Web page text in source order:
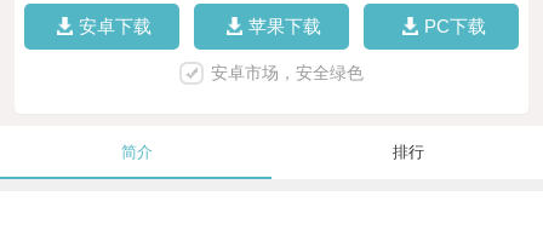
安卓下载 苹果下载 PC下载
安卓市场，安全绿色
简介 排行